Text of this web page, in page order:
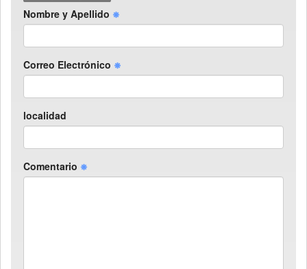
Nombre y Apellido
Correo Electrónico
localidad
Comentario